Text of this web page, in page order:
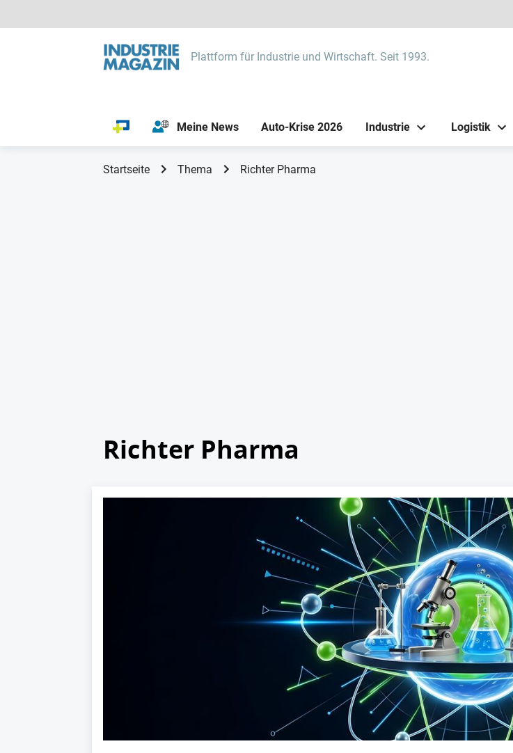
Plattform für Industrie und Wirtschaft. Seit 1993.
Meine News Auto-Krise 2026 Industrie Logistik
Startseite Thema Richter Pharma
Richter Pharma